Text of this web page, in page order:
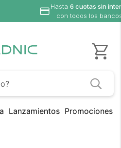
6 cuotas sin interés
los bancos
Lanzamientos Promociones